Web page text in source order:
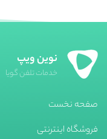
نوین ویپ
خدمات تلفن گویا
صفحه نخست
فروشگاه اینترنتی